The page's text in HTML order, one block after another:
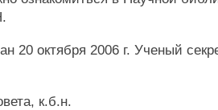
20 октября 2006 г. Ученый
к.б.н.